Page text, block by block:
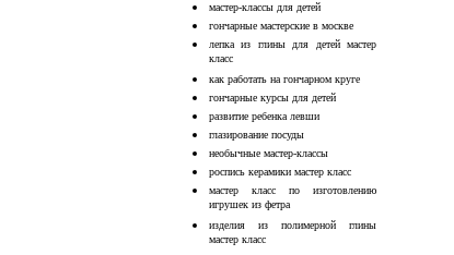
мастер-классы для детей
гончарные мастерские в москве
лепка из глины для детей мастер
класс
как работать на гончарном круге
гончарные курсы для детей
развитие ребенка левши
глазирование посуды
необычные мастер-классы
роспись керамики мастер класс
мастер класс по изготовлению
игрушек из фетра
изделия из полимерной глины
мастер класс